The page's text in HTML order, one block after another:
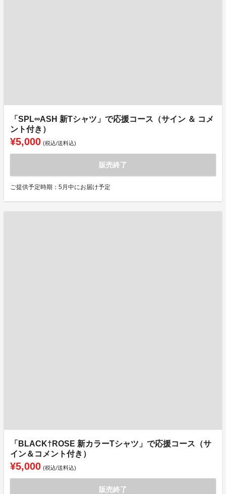
「SPL∞ASH 新Tシャツ」で応援コース（サイン ＆ コメ
ント付き）
¥5,000 (税込/送料込)
販売終了
ご提供予定時期：5月中にお届け予定
「BLACK†ROSE 新カラーTシャツ」で応援コース（サ
イン＆コメント付き）
¥5,000 (税込/送料込)
販売終了